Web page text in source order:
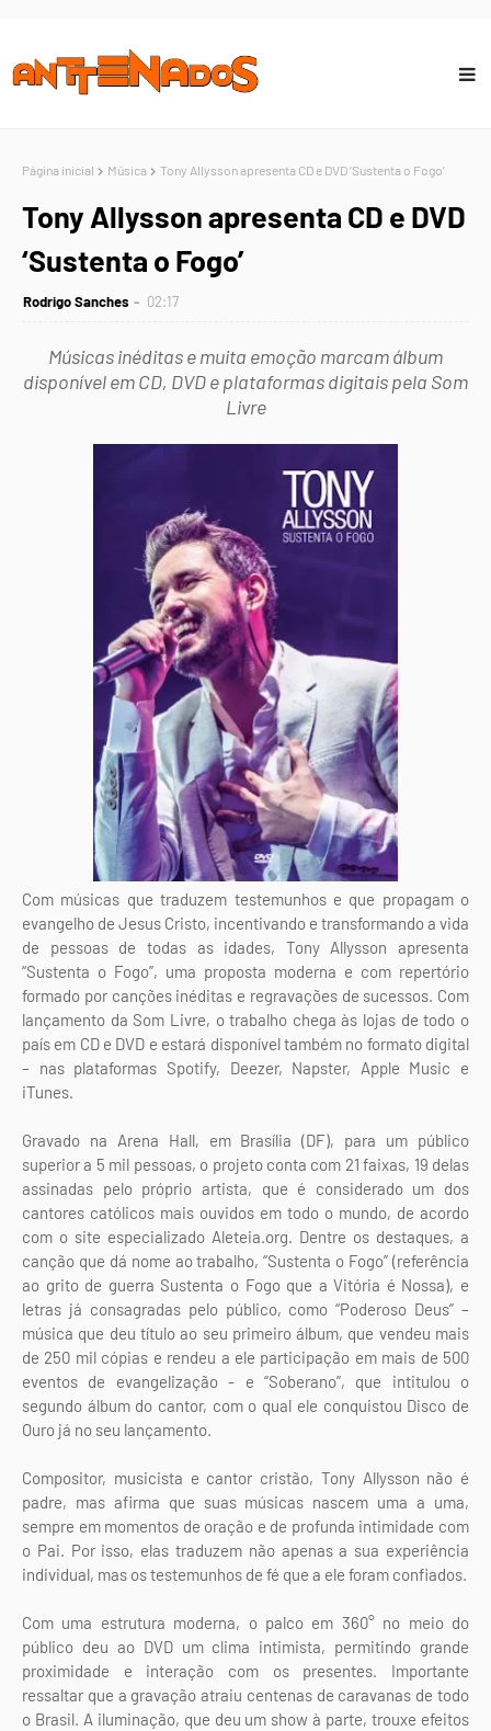
Página inicial Música Tony Allysson apresenta CD e DVD ‘Sustenta o Fogo’
Tony Allysson apresenta CD e DVD
‘Sustenta o Fogo’
Rodrigo Sanches 02:17
Músicas inéditas e muita emoção marcam álbum
disponível em CD, DVD e plataformas digitais pela Som
Livre
Com músicas que traduzem testemunhos e que propagam o
evangelho de Jesus Cristo, incentivando e transformando a vida
de pessoas de todas as idades, Tony Allysson apresenta
“Sustenta o Fogo”, uma proposta moderna e com repertório
formado por canções inéditas e regravações de sucessos. Com
lançamento da Som Livre, o trabalho chega às lojas de todo o
país em CD e DVD e estará disponível também no formato digital
– nas plataformas Spotify, Deezer, Napster, Apple Music e
iTunes.
Gravado na Arena Hall, em Brasília (DF), para um público
superior a 5 mil pessoas, o projeto conta com 21 faixas, 19 delas
assinadas pelo próprio artista, que é considerado um dos
cantores católicos mais ouvidos em todo o mundo, de acordo
com o site especializado Aleteia.org. Dentre os destaques, a
canção que dá nome ao trabalho, “Sustenta o Fogo” (referência
ao grito de guerra Sustenta o Fogo que a Vitória é Nossa), e
letras já consagradas pelo público, como “Poderoso Deus” –
música que deu título ao seu primeiro álbum, que vendeu mais
de 250 mil cópias e rendeu a ele participação em mais de 500
eventos de evangelização - e “Soberano”, que intitulou o
segundo álbum do cantor, com o qual ele conquistou Disco de
Ouro já no seu lançamento.
Compositor, musicista e cantor cristão, Tony Allysson não é
padre, mas afirma que suas músicas nascem uma a uma,
sempre em momentos de oração e de profunda intimidade com
o Pai. Por isso, elas traduzem não apenas a sua experiência
individual, mas os testemunhos de fé que a ele foram confiados.
Com uma estrutura moderna, o palco em 360° no meio do
público deu ao DVD um clima intimista, permitindo grande
proximidade e interação com os presentes. Importante
ressaltar que a gravação atraiu centenas de caravanas de todo
o Brasil. A iluminação, que deu um show à parte, trouxe efeitos